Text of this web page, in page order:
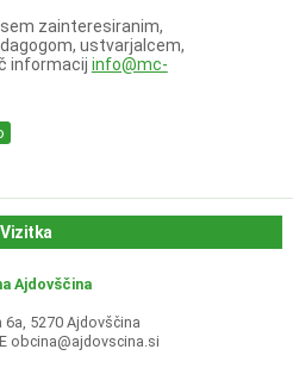
zainteresiranim,
ustvarjalcem,
informacij info@mc-
Vizitka
Ajdovščina
6a, 5270 Ajdovščina
obcina@ajdovscina.si